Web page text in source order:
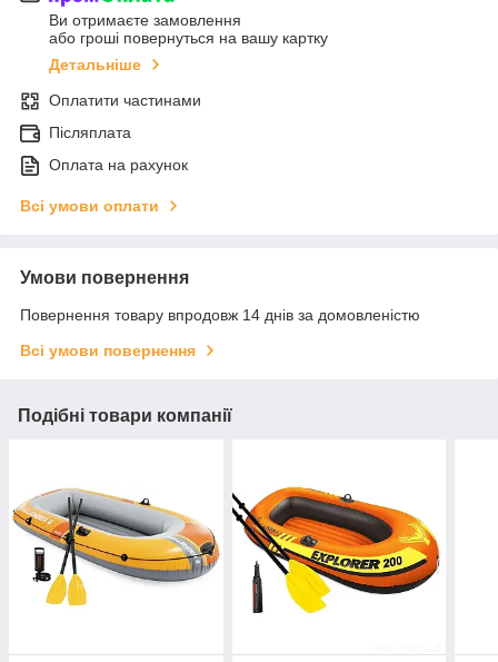
Ви отримаєте замовлення
або гроші повернуться на вашу картку
Детальніше
Оплатити частинами
Післяплата
Оплата на рахунок
Всі умови оплати
Умови повернення
Повернення товару впродовж 14 днів за домовленістю
Всі умови повернення
Подібні товари компанії